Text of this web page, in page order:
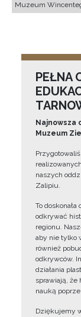
Muzeum
PEŁNA
Najnowsza
Muzeum
naszych
Zalipiu.
To
odkrywać
regionu.
aby nie tylko
również
odkrywców.
działania
sprawiają, że
nauką
Dziękujemy